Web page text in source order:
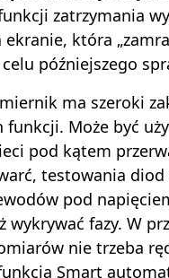
zatrzymania
która
późniejszego
ma szeroki
funkcji. Może być
pod kątem
testowania
pod
wykrywać fazy. W
nie trzeba
Smart